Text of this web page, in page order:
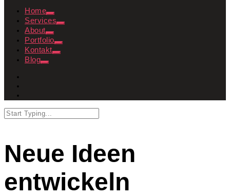
Home
Services
About
Portfolio
Kontakt
Blog
Neue Ideen
entwickeln